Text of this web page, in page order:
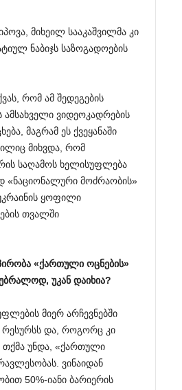
მიხეილ სააკაშვილმა კი
ნაბიჯს საზოგადოების
რომ ამ შედეგების
ამსახველი ვიდეოკადრების
მაგრამ ეს ქვეყანაში
მიხვდა, რომ
საღამოს ხელისუფლება
«ნაციონალური მოძრაობის»
ყოფილი
თვალში
«ქართული ოცნების»
, უკან დაიხია?
მიერ არჩევნებში
რესურსს და, როგორც კი
უნდა, «ქართული
ვინაიდან
50%-იანი ბარიერის